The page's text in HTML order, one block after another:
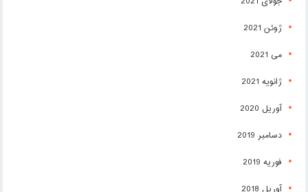
ژوئن 2021
می 2021
ژانویه 2021
آوریل 2020
دسامبر 2019
فوریه 2019
آوریل 2018